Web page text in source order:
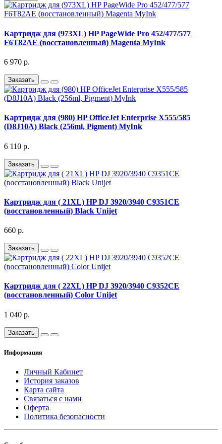
Картридж для (973XL) HP PageWide Pro 452/477/577
F6T82AE (восстановленный) Magenta MyInk
6 970 р.
Заказать
Картридж для (980) HP OfficeJet Enterprise X555/585
(D8J10A) Black (256ml, Pigment) MyInk
6 110 р.
Заказать
Картридж для ( 21XL) HP DJ 3920/3940 C9351CE
(восстановленный) Black Unijet
660 р.
Заказать
Картридж для ( 22XL) HP DJ 3920/3940 C9352CE
(восстановленный) Color Unijet
1 040 р.
Заказать
Информация
Личный Кабинет
История заказов
Карта сайта
Связаться с нами
Оферта
Политика безопасности